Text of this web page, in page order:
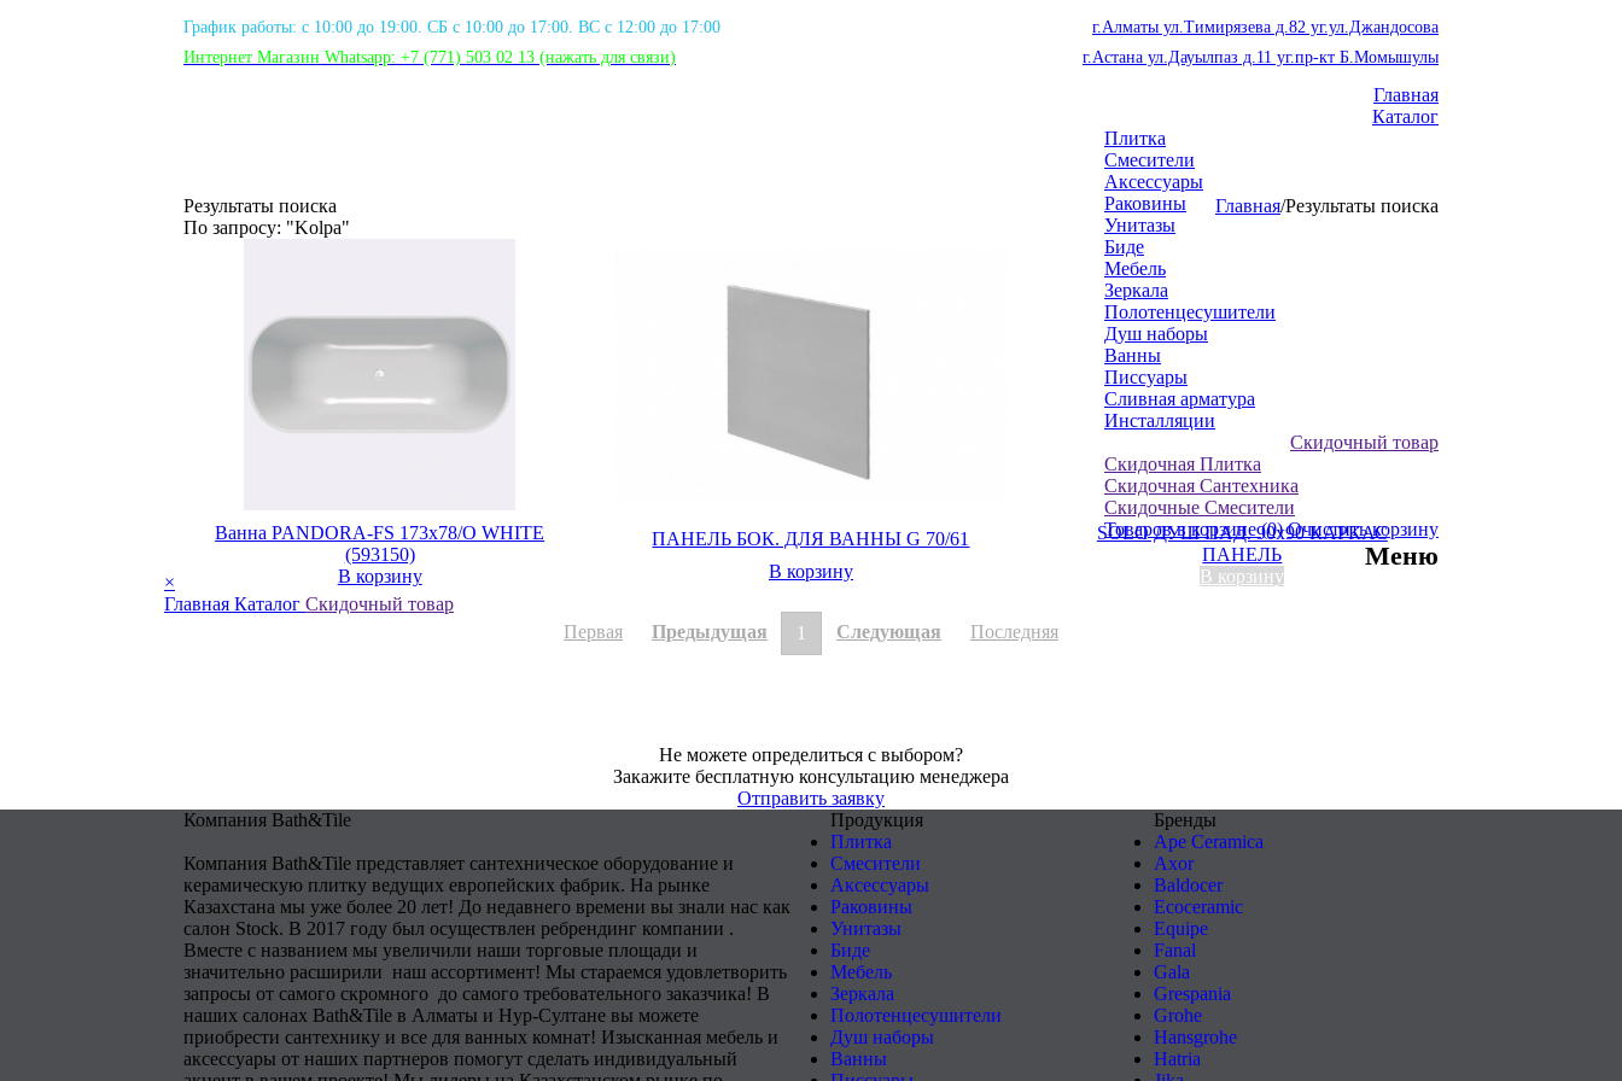
График работы: с 10:00 до 19:00. СБ с 10:00 до 17:00. ВС с 12:00 до 17:00
Интернет Магазин Whatsapp: +7 (771) 503 02 13 (нажать для связи)
г.Алматы ул.Тимирязева д.82 уг.ул.Джандосова
г.Астана ул.Дауылпаз д.11 уг.пр-кт Б.Момышулы
Главная
Каталог
Плитка
Смесители
Аксессуары
Раковины
Унитазы
Биде
Мебель
Зеркала
Полотенцесушители
Душ наборы
Ванны
Писсуары
Сливная арматура
Инсталляции
Скидочный товар
Скидочная Плитка
Скидочная Сантехника
Скидочные Смесители
Товаров в корзине(0) Очистить корзину
Меню
×
Главная Каталог Скидочный товар
Результаты поиска Главная/Результаты поиска
По запросу: "Kolpa"
Ванна PANDORA-FS 173х78/O WHITE
(593150)
В корзину
ПАНЕЛЬ БОК. ДЛЯ ВАННЫ G 70/61
В корзину
SOLO ДУШ ПАД. 90x90 КАРКАС
ПАНЕЛЬ
В корзину
Первая Предыдущая 1 Следующая Последняя
Не можете определиться с выбором?
Закажите бесплатную консультацию менеджера
Отправить заявку
Компания Bath&Tile
Компания Bath&Tile представляет сантехническое оборудование и
керамическую плитку ведущих европейских фабрик. На рынке
Казахстана мы уже более 20 лет! До недавнего времени вы знали нас как
салон Stock. В 2017 году был осуществлен ребрендинг компании .
Вместе с названием мы увеличили наши торговые площади и
значительно расширили наш ассортимент! Мы стараемся удовлетворить
запросы от самого скромного до самого требовательного заказчика! В
наших салонах Bath&Tile в Алматы и Нур-Султане вы можете
приобрести сантехнику и все для ванных комнат! Изысканная мебель и
аксессуары от наших партнеров помогут сделать индивидуальный
Продукция
Плитка
Смесители
Аксессуары
Раковины
Унитазы
Биде
Мебель
Зеркала
Полотенцесушители
Душ наборы
Ванны
Бренды
Ape Ceramica
Axor
Baldocer
Ecoceramic
Equipe
Fanal
Gala
Grespania
Grohe
Hansgrohe
Hatria